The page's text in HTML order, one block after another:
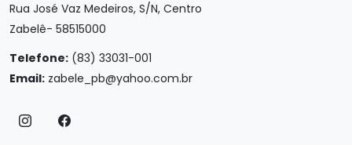
Rua José Vaz Medeiros, S/N, Centro
Zabelê- 58515000
Telefone: (83) 33031-001
Email: zabele_pb@yahoo.com.br